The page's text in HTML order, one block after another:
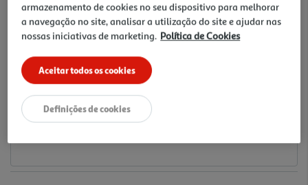
19.99 €/un
19,99 €
Notas de preparação
armazenamento de cookies no seu dispositivo para melhorar
a navegação no site, analisar a utilização do site e ajudar nas
nossas iniciativas de marketing. Política de Cookies
Aceitar todos os cookies
Definições de cookies